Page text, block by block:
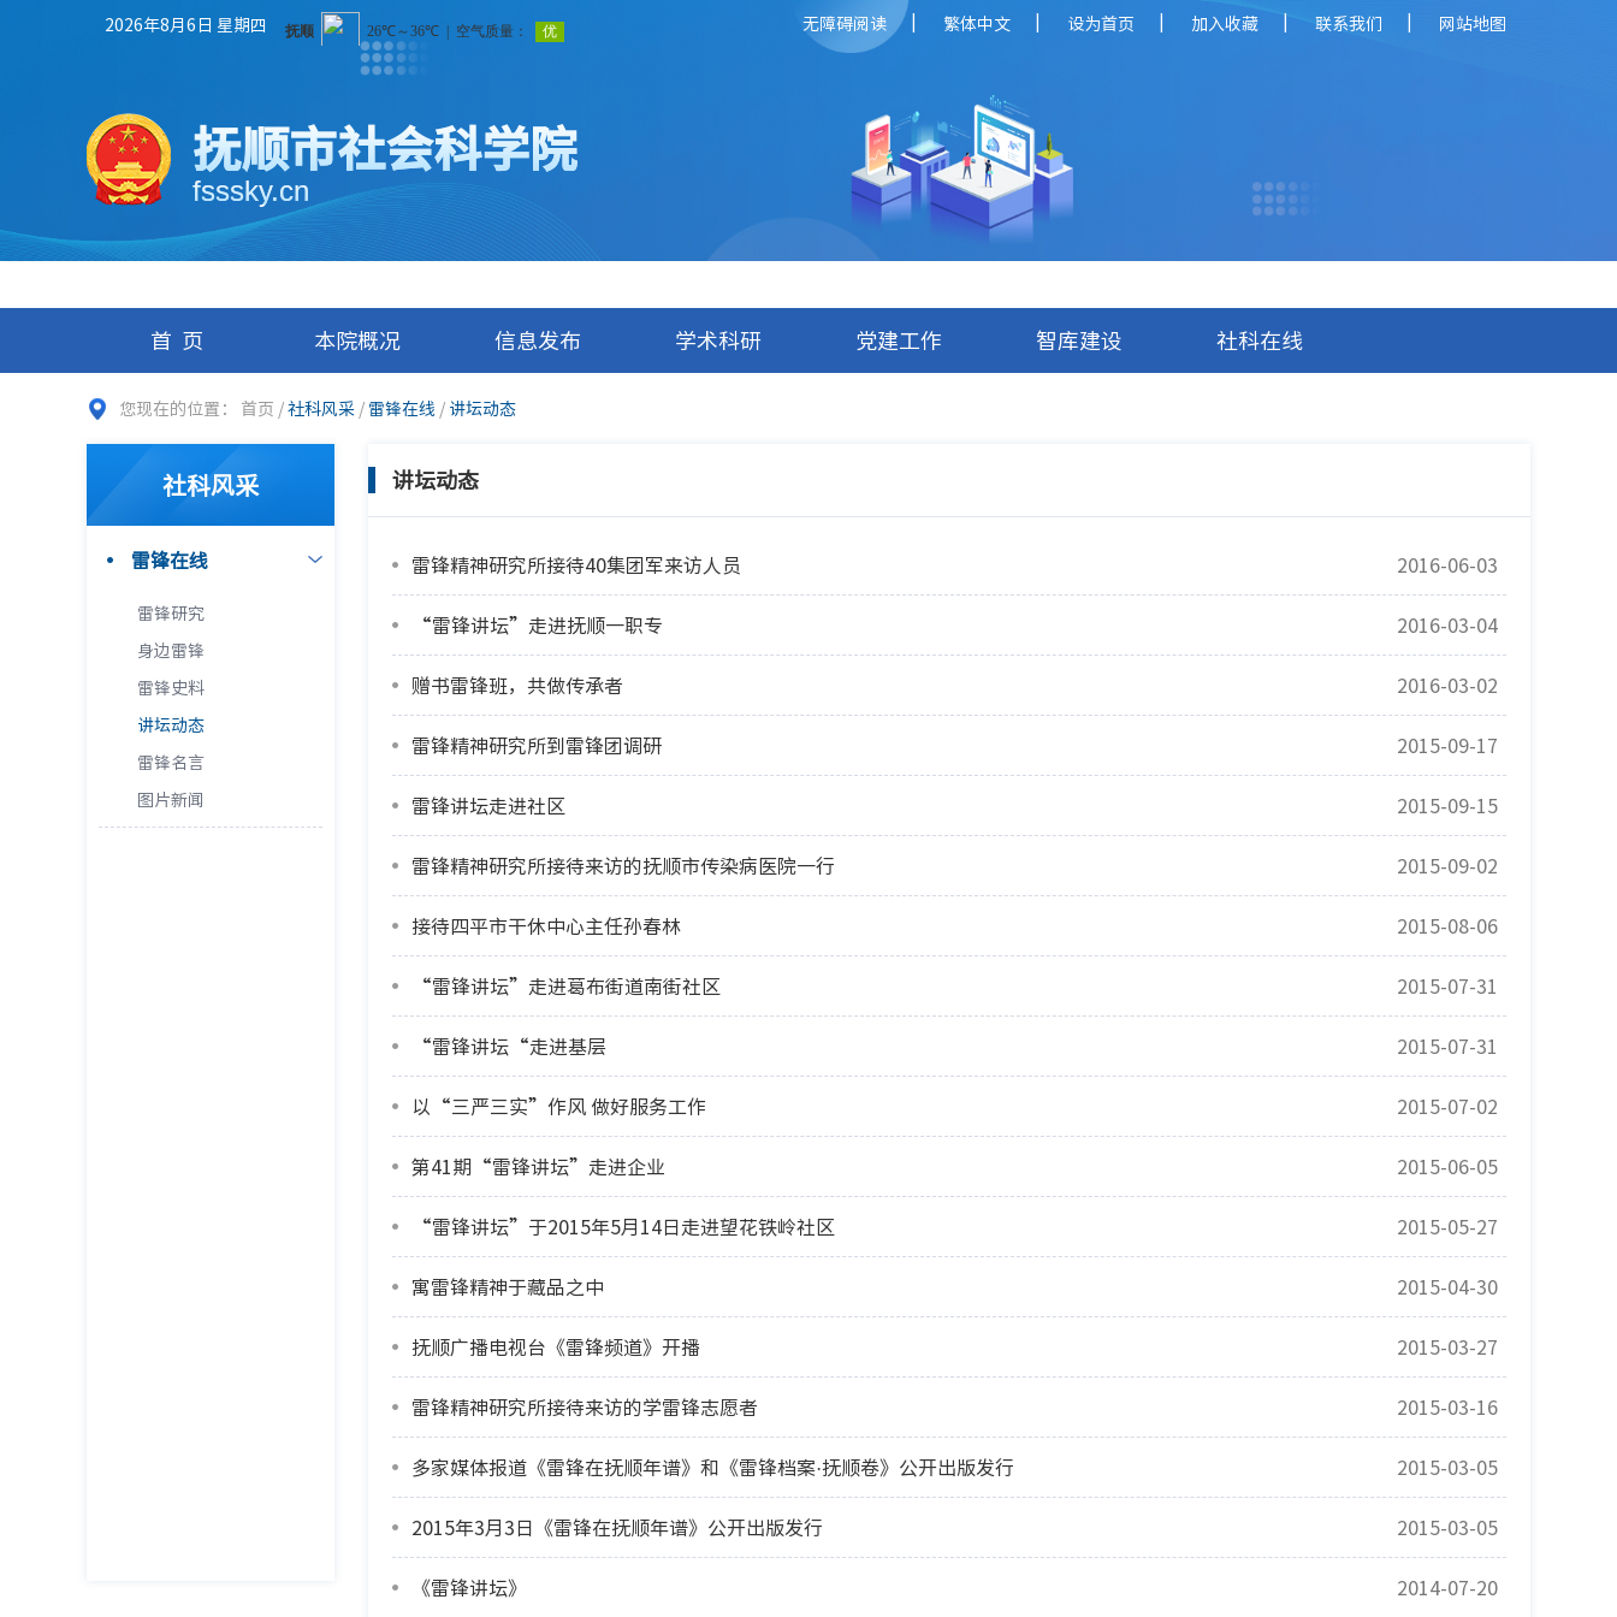
2026年8月6日 星期四 无障碍阅读 | 繁体中文 | 设为首页 | 加入收藏 | 联系我们 | 网站地图
抚顺市社会科学院
fsssky.cn
首页 本院概况 信息发布 学术科研 党建工作 智库建设 社科在线
您现在的位置： 首页 /社科风采 / 雷锋在线 / 讲坛动态
社科风采
雷锋在线
雷锋研究
身边雷锋
雷锋史料
讲坛动态
雷锋名言
图片新闻
讲坛动态
雷锋精神研究所接待40集团军来访人员 2016-06-03
“雷锋讲坛”走进抚顺一职专 2016-03-04
赠书雷锋班，共做传承者 2016-03-02
雷锋精神研究所到雷锋团调研 2015-09-17
雷锋讲坛走进社区 2015-09-15
雷锋精神研究所接待来访的抚顺市传染病医院一行 2015-09-02
接待四平市干休中心主任孙春林 2015-08-06
“雷锋讲坛”走进葛布街道南街社区 2015-07-31
“雷锋讲坛“走进基层 2015-07-31
以“三严三实”作风 做好服务工作 2015-07-02
第41期“雷锋讲坛”走进企业 2015-06-05
“雷锋讲坛”于2015年5月14日走进望花铁岭社区 2015-05-27
寓雷锋精神于藏品之中 2015-04-30
抚顺广播电视台《雷锋频道》开播 2015-03-27
雷锋精神研究所接待来访的学雷锋志愿者 2015-03-16
多家媒体报道《雷锋在抚顺年谱》和《雷锋档案·抚顺卷》公开出版发行 2015-03-05
2015年3月3日《雷锋在抚顺年谱》公开出版发行 2015-03-05
《雷锋讲坛》 2014-07-20